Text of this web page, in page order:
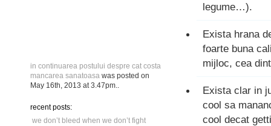
in continuarea postului despre cat costa
mancarea sanatoasa was posted on
May 16th, 2013 at 3.47pm
recent posts:
we don’t bleed when we don’t fight
legume…).
Exista hrana
foarte buna
mijloc, cea
Exista clar in
cool sa
cool decat